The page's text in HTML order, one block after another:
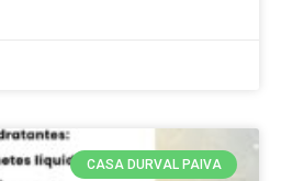
CASA DURVAL PAIVA